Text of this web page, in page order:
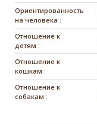
Ориентированность
на человека :
Отношение к
детям :
Отношение к
кошкам :
Отношение к
собакам :